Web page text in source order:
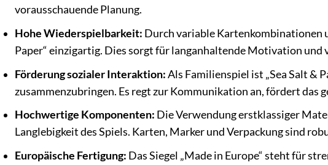
vorausschauende Planung.
Hohe Wiederspielbarkeit: Durch variable Kartenkombinationen
Paper“ einzigartig. Dies sorgt für langanhaltende Motivation
Förderung sozialer Interaktion:Als Familienspiel ist „Sea Salt &
zusammenzubringen. Es regt zur Kommunikation an, fördert das
Hochwertige Komponenten: Die Verwendung erstklassiger
Langlebigkeit des Spiels. Karten, Marker und Verpackung sind
Europäische Fertigung: Das Siegel „Made in Europe“ steht für